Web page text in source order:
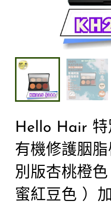
Hello Hair 特
有機修護胭
別版杏桃橙色
蜜紅豆色 ）